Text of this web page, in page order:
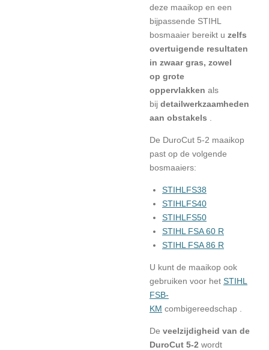
deze maaikop en een
bijpassende STIHL
bosmaaier bereikt u zelfs
overtuigende resultaten
in zwaar gras, zowel
op grote
oppervlakken als
bij detailwerkzaamheden
aan obstakels
De DuroCut 5-2 maaikop
past op de volgende
bosmaaiers:
STIHLFS38
STIHLFS40
STIHLFS50
STIHL FSA 60 R
STIHL FSA 86 R
U kunt de maaikop ook
gebruiken voor het STIHL
FSB-
KM combigereedschap .
De veelzijdigheid van de
DuroCut 5-2 wordt